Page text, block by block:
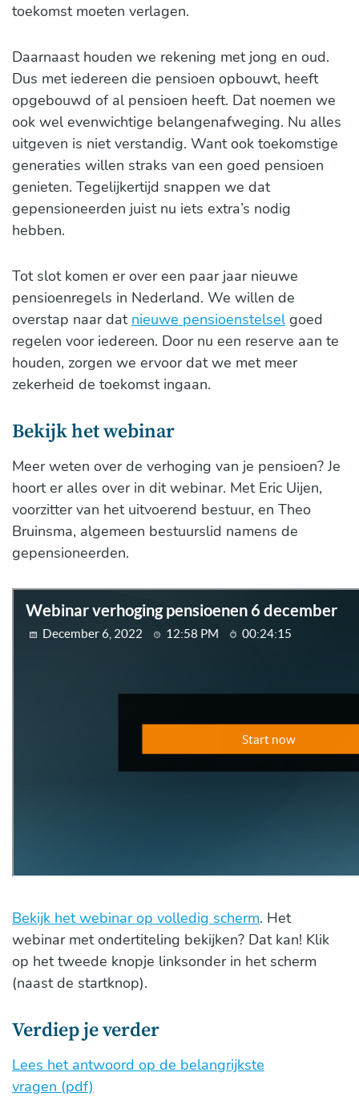
toekomst moeten verlagen.
Daarnaast houden we rekening met jong en oud.
Dus met iedereen die pensioen opbouwt, heeft
opgebouwd of al pensioen heeft. Dat noemen we
ook wel evenwichtige belangenafweging. Nu alles
uitgeven is niet verstandig. Want ook toekomstige
generaties willen straks van een goed pensioen
genieten. Tegelijkertijd snappen we dat
gepensioneerden juist nu iets extra’s nodig
hebben.
Tot slot komen er over een paar jaar nieuwe
pensioenregels in Nederland. We willen de
overstap naar dat nieuwe pensioenstelselgoed
regelen voor iedereen. Door nu een reserve aan te
houden, zorgen we ervoor dat we met meer
zekerheid de toekomst ingaan.
Bekijk het webinar
Meer weten over de verhoging van je pensioen? Je
hoort er alles over in dit webinar. Met Eric Uijen,
voorzitter van het uitvoerend bestuur, en Theo
Bruinsma, algemeen bestuurslid namens de
gepensioneerden.
Bekijk het webinar op volledig scherm. Het
webinar met ondertiteling bekijken? Dat kan! Klik
op het tweede knopje linksonder in het scherm
(naast de startknop).
Verdiep je verder
Lees het antwoord op de belangrijkste
vragen (pdf)